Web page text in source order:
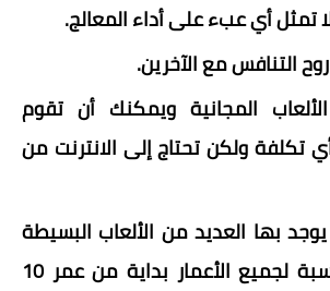
تمثل أي عبء على أداء المعالج.
التنافس مع الآخرين.
المجانية ويمكنك أن تقوم
تكلفة ولكن تحتاج إلى الانترنت من
لعبة hago يوجد بها العديد من الألعاب البسيطة
والتي تعد مناسبة لجميع الأعمار بداية من عمر 10